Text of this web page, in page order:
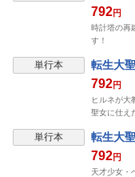
792円
時計塔の再
す！
単行本 転生大
792円
ヒルネが大
聖女に仕え
単行本 転生大
792円
天才少女・